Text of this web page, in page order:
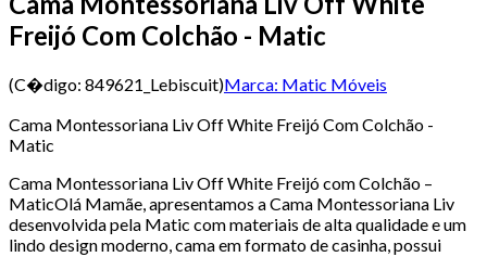
Freijó Com Colchão - Matic
(C�digo: 849621_Lebiscuit)Marca: Matic Móveis
Cama Montessoriana Liv Off White Freijó Com Colchão -
Matic
Cama Montessoriana Liv Off White Freijó com Colchão –
MaticOlá Mamãe, apresentamos a Cama Montessoriana Liv
desenvolvida pela Matic com materiais de alta qualidade e um
lindo design moderno, cama em formato de casinha, possui